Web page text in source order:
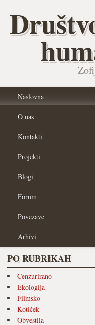
Naslovna
O nas
Kontakti
Projekti
Blogi
Forum
Povezave
Arhivi
PO RUBRIKAH
Cenzurirano
Ekologija
Filmsko
Kotiček
Obvestila